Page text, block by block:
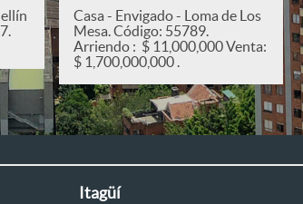
Casa - Envigado - Loma de Los
Mesa. Código: 55789.
Arriendo : $ 11,000,000 Venta:
$ 1,700,000,000 .
Itagüí